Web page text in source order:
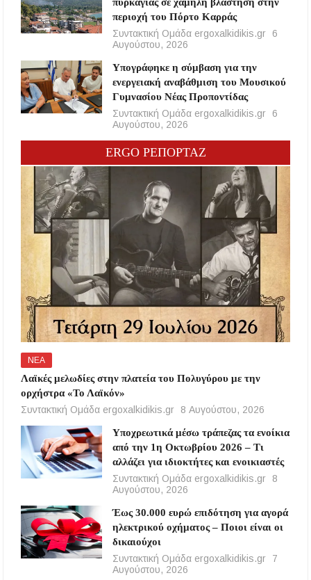
περιοχή του Πόρτο Καρράς
Συντακτική Ομάδα ergoxalkidikis.gr
6
Αυγούστου, 2026
Υπογράφηκε η σύμβαση για την
ενεργειακή αναβάθμιση του Μουσικού
Γυμνασίου Νέας Προποντίδας
Συντακτική Ομάδα ergoxalkidikis.gr
6
Αυγούστου, 2026
ERGO ΡΕΠΟΡΤΑΖ
ΝΕΑ
Λαϊκές μελωδίες στην πλατεία του Πολυγύρου με την
ορχήστρα «Το Λαϊκόν»
Συντακτική Ομάδα ergoxalkidikis.gr
8 Αυγούστου, 2026
Υποχρεωτικά μέσω τράπεζας τα ενοίκια
από την 1η Οκτωβρίου 2026 – Τι
αλλάζει για ιδιοκτήτες και ενοικιαστές
Συντακτική Ομάδα ergoxalkidikis.gr
8
Αυγούστου, 2026
Έως 30.000 ευρώ επιδότηση για αγορά
ηλεκτρικού οχήματος – Ποιοι είναι οι
δικαιούχοι
Συντακτική Ομάδα ergoxalkidikis.gr
7
Αυγούστου, 2026